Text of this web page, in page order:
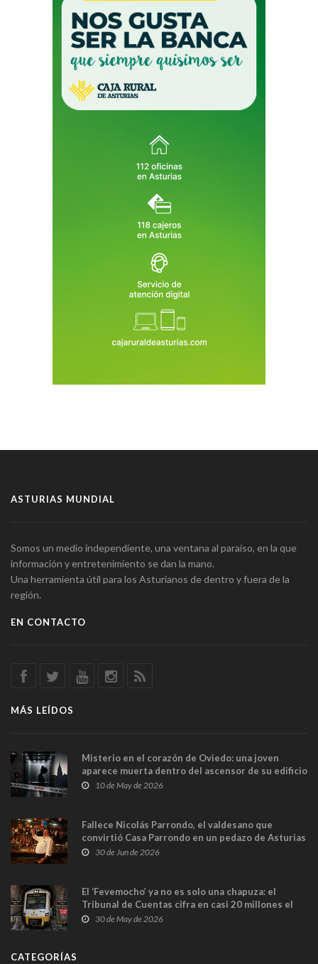
ASTURIAS MUNDIAL
Somos un medio independiente, una ventana al paraíso, en la que
información y entretenimiento se dan la mano.
Una herramienta útil para los Asturianos de dentro y fuera de la
región.
EN CONTACTO
MÁS LEÍDOS
Misterio en el corazón de Oviedo: una joven
aparece muerta dentro del ascensor de su edificio
y las cámaras captan sus últimos minutos
10 de May de 2026
Fallece Nicolás Parrondo, el valdesano que
convirtió Casa Parrondo en un pedazo de Asturias
en Madrid
30 de Jun de 2026
El ‘Fevemocho’ ya no es solo una chapuza: el
Tribunal de Cuentas cifra en casi 20 millones el
sobrecoste de los trenes que no cabían por los
30 de May de 2026
CATEGORÍAS